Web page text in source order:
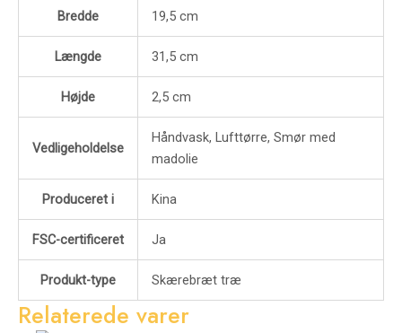
Bredde 19,5 cm
Længde 31,5 cm
Højde 2,5 cm
Vedligeholdelse
Håndvask, Lufttørre, Smør med
madolie
Produceret i Kina
FSC-certificeret Ja
Produkt-type Skærebræt træ
Relaterede varer